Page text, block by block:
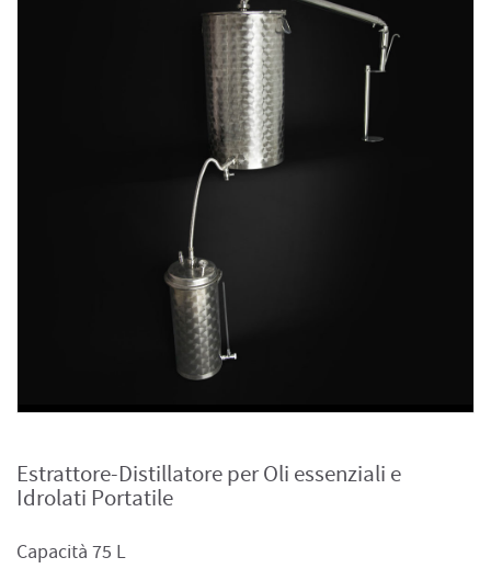
Estrattore-Distillatore per Oli essenziali e
Idrolati Portatile
Capacità 75 L